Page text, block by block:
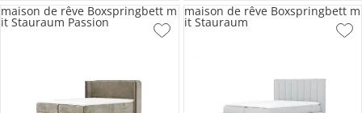
maison de rêve Boxspringbett m
it Stauraum Passion
maison de rêve Boxspringbett m
it Stauraum